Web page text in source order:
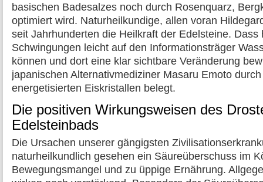
basischen Badesalzes noch durch Rosenquarz,
optimiert wird. Naturheilkundige, allen voran
seit Jahrhunderten die Heilkraft der Edelsteine. Dass
Schwingungen leicht auf den Informationsträger
können und dort eine klar sichtbare Veränderung
japanischen Alternativmediziner Masaru Emoto
energetisierten Eiskristallen belegt.
Die positiven Wirkungsweisen des
Edelsteinbads
Die Ursachen unserer gängigsten
naturheilkundlich gesehen ein Säureüberschuss im
Bewegungsmangel und zu üppige Ernährung.